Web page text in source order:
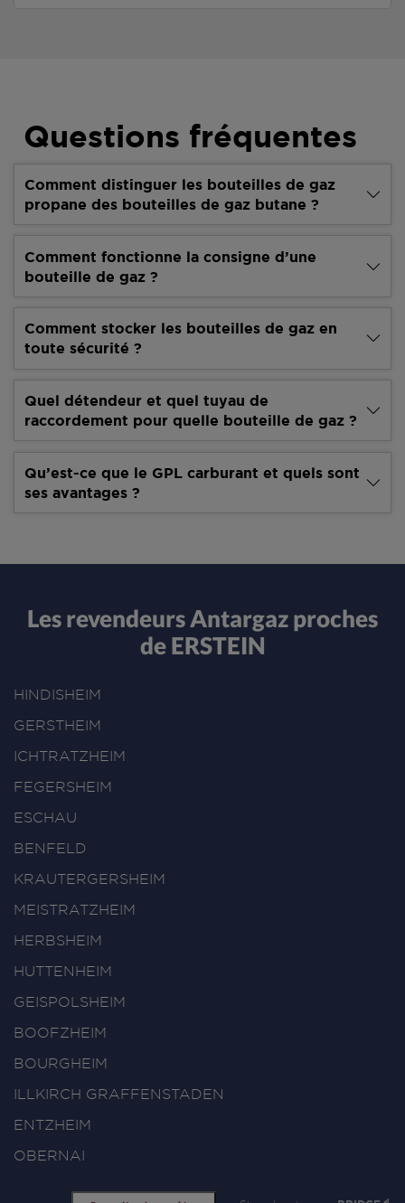
Questions fréquentes
Comment distinguer les bouteilles de gaz
propane des bouteilles de gaz butane ?
Comment fonctionne la consigne d’une
bouteille de gaz ?
Comment stocker les bouteilles de gaz en
toute sécurité ?
Quel détendeur et quel tuyau de
raccordement pour quelle bouteille de gaz ?
Qu’est-ce que le GPL carburant et quels sont
ses avantages ?
Les revendeurs Antargaz proches
de ERSTEIN
HINDISHEIM
GERSTHEIM
ICHTRATZHEIM
FEGERSHEIM
ESCHAU
BENFELD
KRAUTERGERSHEIM
MEISTRATZHEIM
HERBSHEIM
HUTTENHEIM
GEISPOLSHEIM
BOOFZHEIM
BOURGHEIM
ILLKIRCH GRAFFENSTADEN
ENTZHEIM
OBERNAI